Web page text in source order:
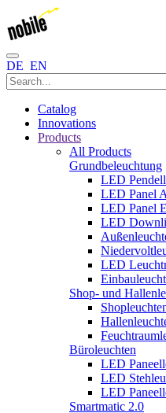
DE EN
Catalog
Innovations
Products
All Products
Grundbeleuchtung
LED
LED Panel
LED Panel
LED
LED
Shop- und
Büroleuchten
LED
LED
LED
Smartmatic 2.0